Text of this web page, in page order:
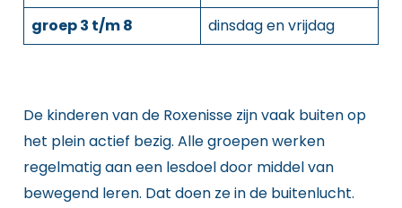
groep 3 t/m 8
dinsdag en vrijdag
De kinderen van de Roxenisse zijn vaak buiten op
het plein actief bezig. Alle groepen werken
regelmatig aan een lesdoel door middel van
bewegend leren. Dat doen ze in de buitenlucht.